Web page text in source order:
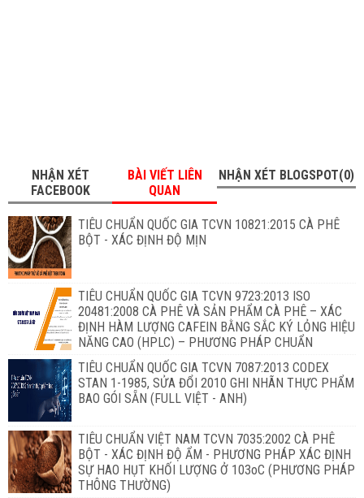
NHẬN XÉT
FACEBOOK
BÀI VIẾT LIÊN
QUAN
NHẬN XÉT BLOGSPOT(0)
TIÊU CHUẨN QUỐC GIA TCVN 10821:2015 CÀ PHÊ
BỘT - XÁC ĐỊNH ĐỘ MỊN
TIÊU CHUẨN QUỐC GIA TCVN 9723:2013 ISO
20481:2008 CÀ PHÊ VÀ SẢN PHẨM CÀ PHÊ – XÁC
ĐỊNH HÀM LƯỢNG CAFEIN BẰNG SẮC KÝ LỎNG HIỆU
NĂNG CAO (HPLC) – PHƯƠNG PHÁP CHUẨN
TIÊU CHUẨN QUỐC GIA TCVN 7087:2013 CODEX
STAN 1-1985, SỬA ĐỔI 2010 GHI NHÃN THỰC PHẨM
BAO GÓI SẴN (FULL VIỆT - ANH)
TIÊU CHUẨN VIỆT NAM TCVN 7035:2002 CÀ PHÊ
BỘT - XÁC ĐỊNH ĐỘ ẨM - PHƯƠNG PHÁP XÁC ĐỊNH
SỰ HAO HỤT KHỐI LƯỢNG Ở 103oC (PHƯƠNG PHÁP
THÔNG THƯỜNG)